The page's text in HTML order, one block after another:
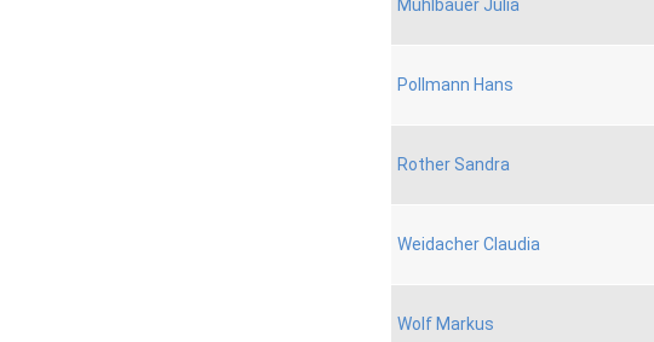
Mühlbauer Julia
Pollmann Hans
Rother Sandra
Weidacher Claudia
Wolf Markus